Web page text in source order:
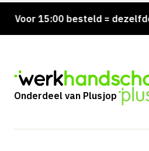
Voor 15:00 besteld =
Onderdeel van Plusjop